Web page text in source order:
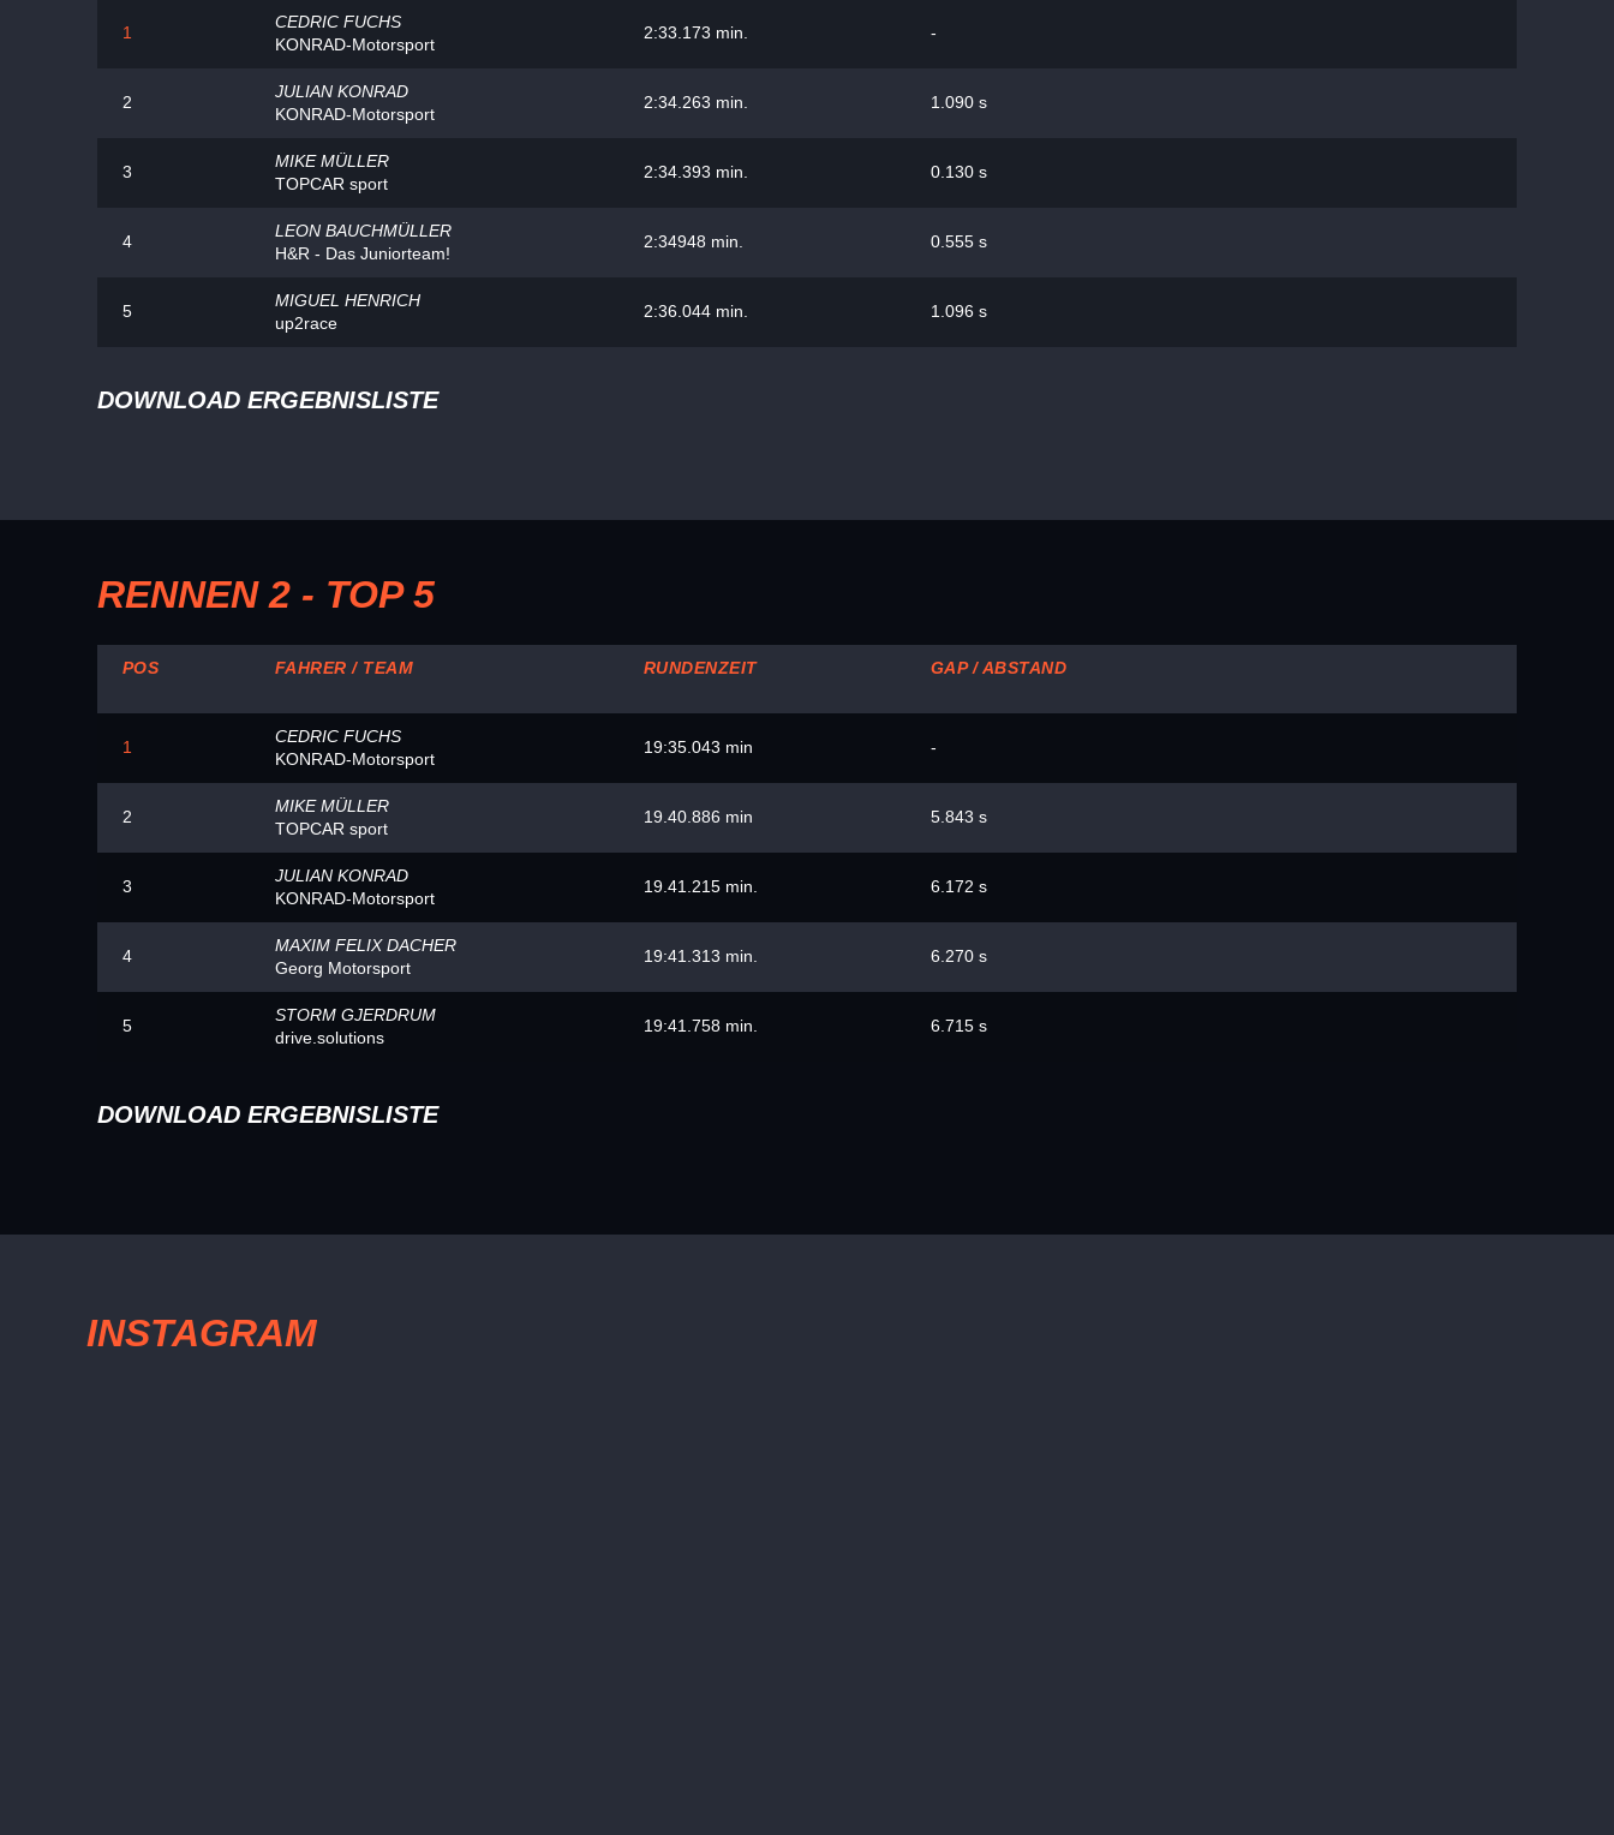
1
CEDRIC FUCHS
KONRAD-Motorsport
2:33.173 min. -
2
JULIAN KONRAD
KONRAD-Motorsport
2:34.263 min. 1.090 s
3
MIKE MÜLLER
TOPCAR sport
2:34.393 min. 0.130 s
4
LEON BAUCHMÜLLER
H&R - Das Juniorteam!
2:34948 min. 0.555 s
5
MIGUEL HENRICH
up2race
2:36.044 min. 1.096 s
DOWNLOAD ERGEBNISLISTE
RENNEN 2 - TOP 5
POS FAHRER / TEAM RUNDENZEIT GAP / ABSTAND
1
CEDRIC FUCHS
KONRAD-Motorsport
19:35.043 min -
2
MIKE MÜLLER
TOPCAR sport
19.40.886 min 5.843 s
3
JULIAN KONRAD
KONRAD-Motorsport
19.41.215 min. 6.172 s
4
MAXIM FELIX DACHER
Georg Motorsport
19:41.313 min. 6.270 s
5
STORM GJERDRUM
drive.solutions
19:41.758 min. 6.715 s
DOWNLOAD ERGEBNISLISTE
INSTAGRAM